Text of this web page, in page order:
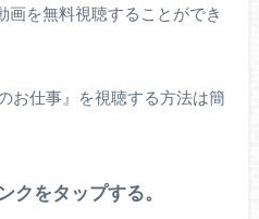
画を無料視聴することができ
お仕事』を視聴する方法は簡
クをタップする。